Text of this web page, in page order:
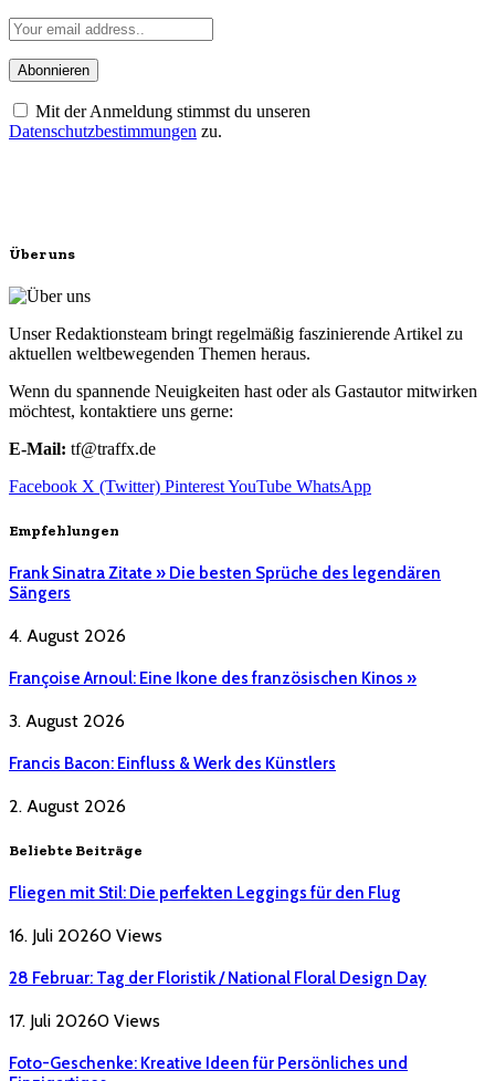
Mit der Anmeldung stimmst du unseren
Datenschutzbestimmungen zu.
Über uns
Unser Redaktionsteam bringt regelmäßig faszinierende Artikel zu
aktuellen weltbewegenden Themen heraus.
Wenn du spannende Neuigkeiten hast oder als Gastautor mitwirken
möchtest, kontaktiere uns gerne:
E-Mail: tf@traffx.de
Facebook X (Twitter) PinterestYouTube WhatsApp
Empfehlungen
Frank Sinatra Zitate » Die besten Sprüche des legendären
Sängers
4. August 2026
Françoise Arnoul: Eine Ikone des französischen Kinos »
3. August 2026
Francis Bacon: Einfluss & Werk des Künstlers
2. August 2026
Beliebte Beiträge
Fliegen mit Stil: Die perfekten Leggings für den Flug
16. Juli 20260 Views
28 Februar: Tag der Floristik / National Floral Design Day
17. Juli 20260 Views
Foto-Geschenke: Kreative Ideen für Persönliches und